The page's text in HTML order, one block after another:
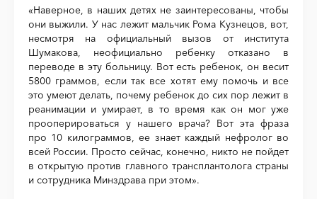
«Наверное, в наших детях не заинтересованы, чтобы
они выжили. У нас лежит мальчик Рома Кузнецов, вот,
несмотря на официальный вызов от института
Шумакова, неофициально ребенку отказано в
переводе в эту больницу. Вот есть ребенок, он весит
5800 граммов, если так все хотят ему помочь и все
это умеют делать, почему ребенок до сих пор лежит в
реанимации и умирает, в то время как он мог уже
прооперироваться у нашего врача? Вот эта фраза
про 10 килограммов, ее знает каждый нефролог во
всей России. Просто сейчас, конечно, никто не пойдет
в открытую против главного трансплантолога страны
и сотрудника Минздрава при этом».